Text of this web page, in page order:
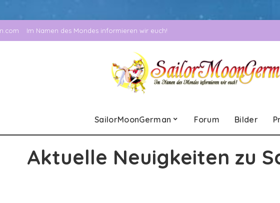
Im Namen des Mondes informieren wir euch!
SailorMoonGerman Forum Bilder
Aktuelle Neuigkeiten zu